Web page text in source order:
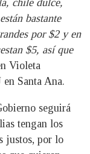
bastante
por $2 y en
$5, así que
Violeta
Santa Ana.
seguirá
tengan los
justos, por lo